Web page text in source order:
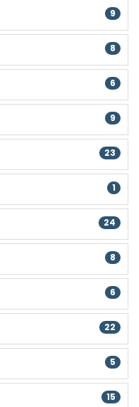
9
8
6
9
23
1
24
8
6
22
5
15